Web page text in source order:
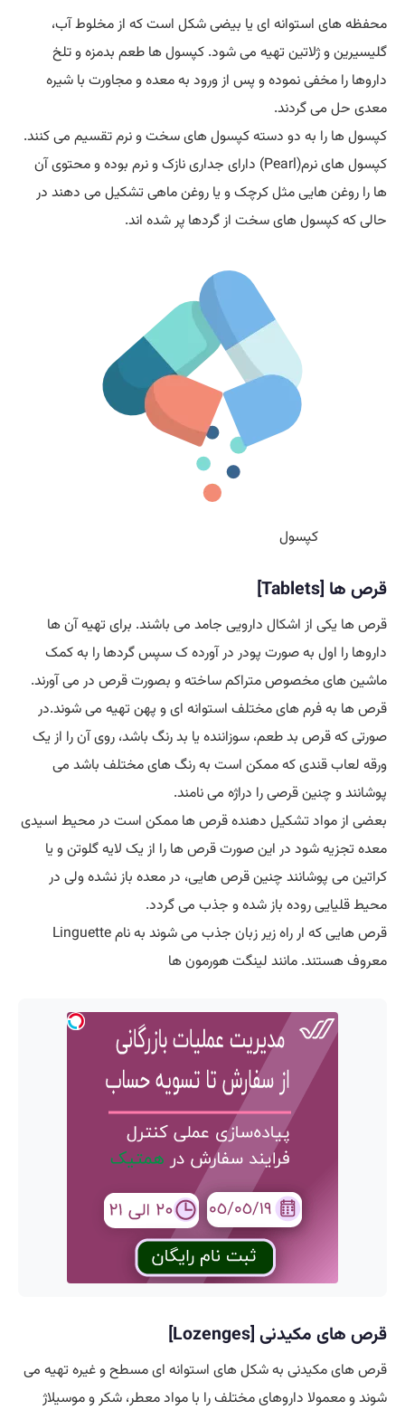
محفظه های استوانه ای یا بیضی شکل است که از مخلوط آب،
گلیسیرین و ژلاتین تهیه می شود. کپسول ها طعم بدمزه و تلخ
داروها را مخفی نموده و پس از ورود به معده و مجاورت با شیره
معدی حل می گردند.
کپسول ها را به دو دسته کپسول های سخت و نرم تقسیم می کنند.
کپسول های نرم(Pearl) دارای جداری نازک و نرم بوده و محتوی آن
ها را روغن هایی مثل کرچک و یا روغن ماهی تشکیل می دهند در
حالی که کپسول های سخت از گردها پر شده اند.
کپسول
قرص ها [Tablets]
قرص ها یکی از اشکال دارویی جامد می باشند. برای تهیه آن ها
داروها را اول به صورت پودر در آورده ک سپس گردها را به کمک
ماشین های مخصوص متراکم ساخته و بصورت قرص در می آورند.
قرص ها به فرم های مختلف استوانه ای و پهن تهیه می شوند.در
صورتی که قرص بد طعم، سوزاننده یا بد رنگ باشد، روی آن را از یک
ورقه لعاب قندی که ممکن است به رنگ های مختلف باشد می
پوشانند و چنین قرصی را دراژه می نامند.
بعضی از مواد تشکیل دهنده قرص ها ممکن است در محیط اسیدی
معده تجزیه شود در این صورت قرص ها را از یک لایه گلوتن و یا
کراتین می پوشانند چنین قرص هایی، در معده باز نشده ولی در
محیط قلیایی روده باز شده و جذب می گردد.
قرص هایی که ار راه زیر زبان جذب می شوند به نام Linguette
معروف هستند. مانند لینگت هورمون ها‌
قرص های مکیدنی [Lozenges]
قرص های مکیدنی به شکل های استوانه ای مسطح و غیره تهیه می
شوند و معمولا داروهای مختلف را با مواد معطر، شکر و موسیلاژ